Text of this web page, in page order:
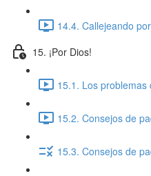
14.4. Callejeando
15. ¡Por Dios!
15.1. Los problemas
15.2. Consejos de
15.3. Consejos de